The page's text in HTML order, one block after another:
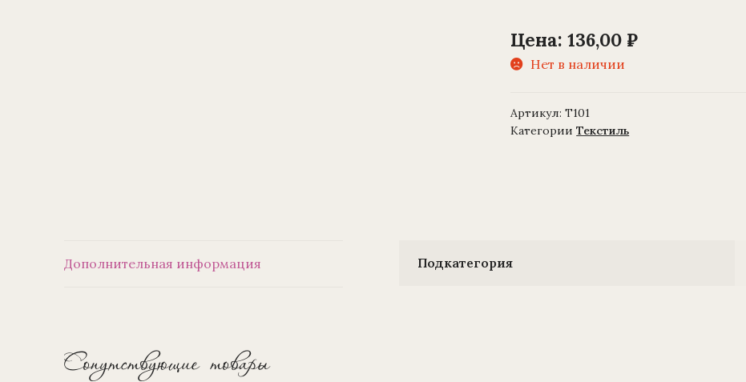
Цена:136,00 ₽
Нет в наличии
Артикул:Т101
КатегорииТекстиль
Дополнительная информация Подкатегория
Сопутствующие товары